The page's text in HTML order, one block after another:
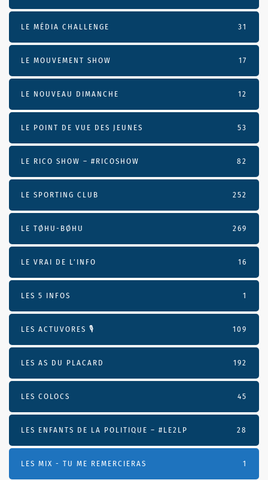
LE MÉDIA CHALLENGE 31
LE MOUVEMENT SHOW 17
LE NOUVEAU DIMANCHE 12
LE POINT DE VUE DES JEUNES 53
LE RICO SHOW – #RICOSHOW 82
LE SPORTING CLUB 252
LE TØHU-BØHU 269
LE VRAI DE L’INFO 16
LES 5 INFOS 1
LES ACTUVORES 🎙 109
LES AS DU PLACARD 192
LES COLOCS 45
LES ENFANTS DE LA POLITIQUE – #LE2LP 28
LES MIX - TU ME REMERCIERAS 1